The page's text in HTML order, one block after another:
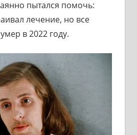
пытался помочь:
лечение, но все
в 2022 году.